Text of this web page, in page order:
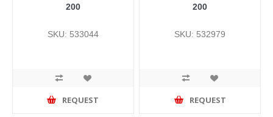
200
SKU: 533044
REQUEST
200
SKU: 532979
REQUEST